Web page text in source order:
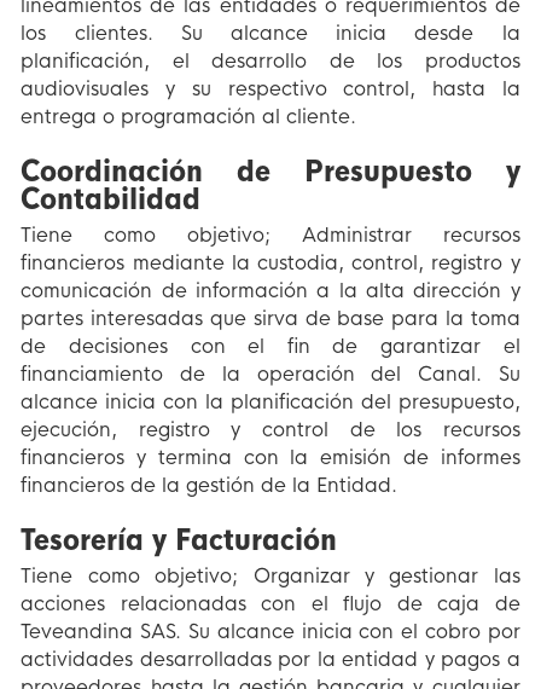
los clientes. Su alcance inicia desde la
planificación, el desarrollo de los productos
audiovisuales y su respectivo control, hasta la
entrega o programación al cliente.
Coordinación de Presupuesto y
Contabilidad
Tiene como objetivo; Administrar recursos
financieros mediante la custodia, control, registro y
comunicación de información a la alta dirección y
partes interesadas que sirva de base para la toma
de decisiones con el fin de garantizar el
financiamiento de la operación del Canal. Su
alcance inicia con la planificación del presupuesto,
ejecución, registro y control de los recursos
financieros y termina con la emisión de informes
financieros de la gestión de la Entidad.
Tesorería y Facturación
Tiene como objetivo; Organizar y gestionar las
acciones relacionadas con el flujo de caja de
Teveandina SAS. Su alcance inicia con el cobro por
actividades desarrolladas por la entidad y pagos a